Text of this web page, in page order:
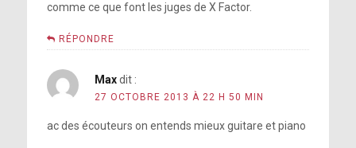
comme ce que font les juges de X Factor.
RÉPONDRE
Max dit :
27 OCTOBRE 2013 À 22 H 50 MIN
ac des écouteurs on entends mieux guitare et piano